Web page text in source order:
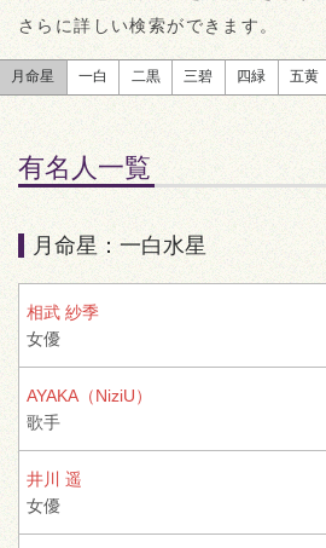
さらに詳しい検索ができます。
月命星 一白 二黒 三碧 四緑 五黄
有名人一覧
月命星：一白水星
相武 紗季
女優
AYAKA（NiziU）
歌手
井川 遥
女優